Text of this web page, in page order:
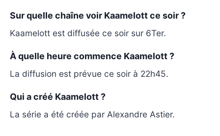
Sur quelle chaîne voir Kaamelott ce soir ?
Kaamelott est diffusée ce soir sur 6Ter.
À quelle heure commence Kaamelott ?
La diffusion est prévue ce soir à 22h45.
Qui a créé Kaamelott ?
La série a été créée par Alexandre Astier.